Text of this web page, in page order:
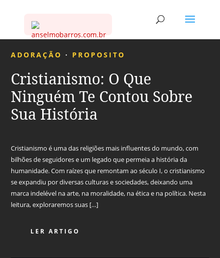
ADORAÇÃO · PROPOSITO
Cristianismo: O Que
Ninguém Te Contou Sobre
Sua História
Cristianismo é uma das religiões mais influentes do mundo, com
bilhões de seguidores e um legado que permeia a história da
humanidade. Com raízes que remontam ao século I, o cristianismo
se expandiu por diversas culturas e sociedades, deixando uma
marca indelével na arte, na moralidade, na ética e na política. Nesta
leitura, exploraremos suas […]
LER ARTIGO